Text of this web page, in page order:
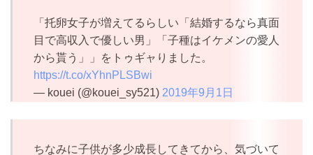
「托卵女子が増えてるらしい「結婚するなら真面
目で高収入で優しい男」「子種はイケメンの愛人
から貰う」」をトゥギャりました。
https://t.co/xYhnPLSBwi
— kouei (@kouei_sy521) 2019年9月1日
ちなみに子供が多少成長してきてから、気づいて